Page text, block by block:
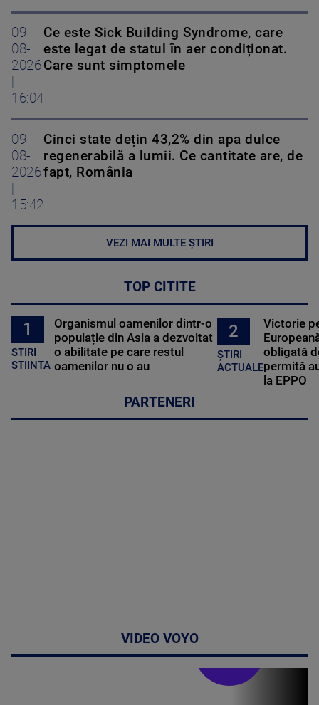
09-
08-
2026
|
16:04
Ce este Sick Building Syndrome, care
este legat de statul în aer condiționat.
Care sunt simptomele
09-
08-
2026
|
15:42
Cinci state dețin 43,2% din apa dulce
regenerabilă a lumii. Ce cantitate are, de
fapt, România
VEZI MAI MULTE ȘTIRI
TOP CITITE
1
STIRI
STIINTA
Organismul oamenilor dintr-o
populație din Asia a dezvoltat
o abilitate pe care restul
oamenilor nu o au
2
ȘTIRI
ACTUALE
Victorie
obligată
permită
la EPPO
PARTENERI
VIDEO VOYO